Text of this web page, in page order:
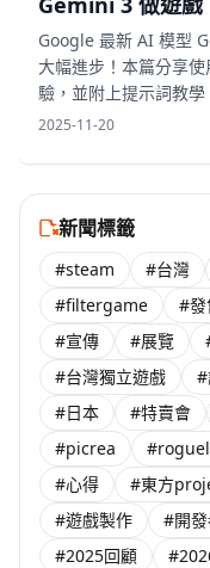
Google 最新 AI 模型
大幅進步！本篇分享
驗，並附上提示詞教
2025-11-20
新聞標籤
#steam #台灣
#filtergame
#發
#宣傳
#展覽
#台灣獨立遊戲
#
#日本
#特賣會
#picrea
#心得
#東方
#遊戲製作
#開
#2025回顧